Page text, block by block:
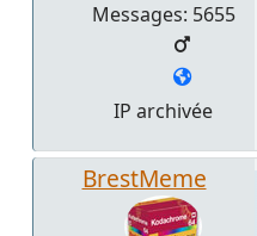
Messages: 5655
IP archivée
BrestMeme